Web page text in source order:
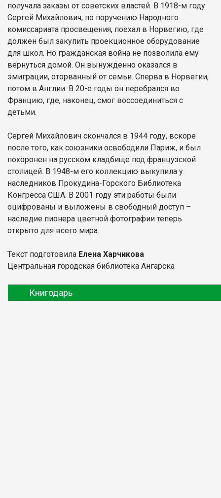
получала заказы от советских властей. В 1918-м году
Сергей Михайлович, по поручению Народного
комиссариата просвещения, поехал в Норвегию, где
должен был закупить проекционное оборудование
для школ. Но гражданская война не позволила ему
вернуться домой. Он вынужденно оказался в
эмиграции, оторванный от семьи. Сперва в Норвегии,
потом в Англии. В 20-е годы он перебрался во
Францию, где, наконец, смог воссоединиться с
детьми.
Сергей Михайлович скончался в 1944 году, вскоре
после того, как союзники освободили Париж, и был
похоронен на русском кладбище под французской
столицей. В 1948-м его коллекцию выкупила у
наследников Прокудина-Горского Библиотека
Конгресса США. В 2001 году эти работы были
оцифрованы и выложены в свободный доступ –
наследие пионера цветной фотографии теперь
открыто для всего мира.
Текст подготовила Елена Харчикова
Центральная городская библиотека Ангарска
Книгодарь